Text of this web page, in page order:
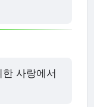
사랑에서